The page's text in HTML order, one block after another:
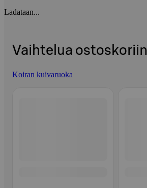
Ladataan...
Vaihtelua ostoskoriin
Koiran kuivaruoka